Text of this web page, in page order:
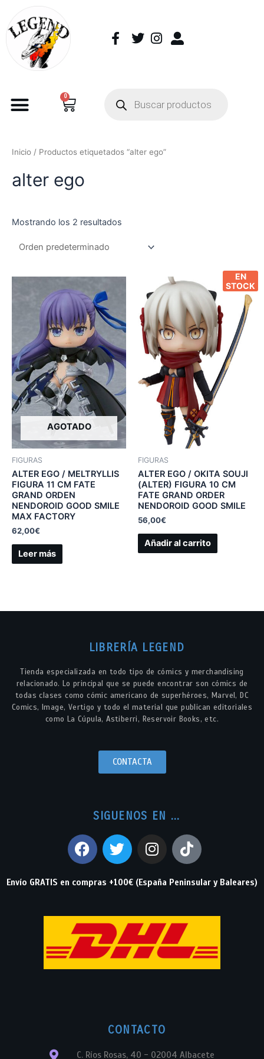
0
Inicio / Productos etiquetados “alter ego”
alter ego
Mostrando los 2 resultados
AGOTADO
FIGURAS
ALTER EGO / MELTRYLLIS
FIGURA 11 CM FATE
GRAND ORDEN
NENDOROID GOOD SMILE
MAX FACTORY
62,00€
Leer más
EN
STOCK
FIGURAS
ALTER EGO / OKITA SOUJI
(ALTER) FIGURA 10 CM
FATE GRAND ORDER
NENDOROID GOOD SMILE
56,00€
Añadir al carrito
LIBRERÍA LEGEND
Tienda especializada en todo tipo de cómics y merchandising
relacionado. Lo principal que se puede encontrar son cómics de
todas clases como cómic americano de superhéroes, Marvel, DC
Comics, Image, Vertigo y todo el material que publican editoriales
como La Cúpula, Astiberri, Reservoir Books, etc.
CONTACTA
SIGUENOS EN ...
Envío GRATIS en compras +100€ (España Peninsular y Baleares)
CONTACTO
C. Ríos Rosas, 40 - 02004 Albacete